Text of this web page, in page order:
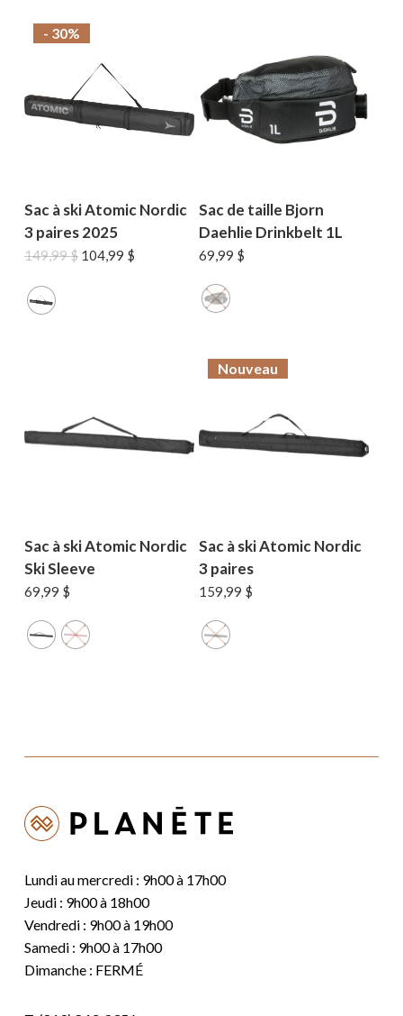
Votre panier est vide.
MAGASINER EN LIGNE
- 30%
Sac à ski Atomic Nordic
3 paires 2025
149,99$ Le
104,99 $Le
Sac de taille Bjorn
Daehlie Drinkbelt 1L
69,99 $
Sac à ski Atomic Nordic
Ski Sleeve
69,99 $
Sac à ski Atomic Nordic
3 paires
159,99 $
Nouveau
Lundi au mercredi : 9h00 à 17h00
Jeudi : 9h00 à 18h00
Vendredi : 9h00 à 19h00
Samedi : 9h00 à 17h00
Dimanche : FERMÉ